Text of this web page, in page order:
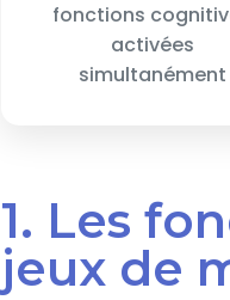
fonctions
activées
simultanément
1. Les
jeux de